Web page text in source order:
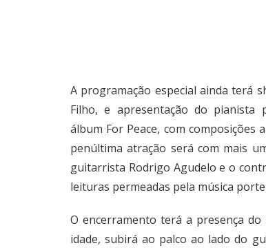
A programação especial ainda terá
Filho, e apresentação do pianista
álbum For Peace, com
penúltima atração será com mais
guitarrista Rodrigo Agudelo e o
leituras permeadas pela música
O encerramento terá a presença
idade, subirá ao palco ao lado do